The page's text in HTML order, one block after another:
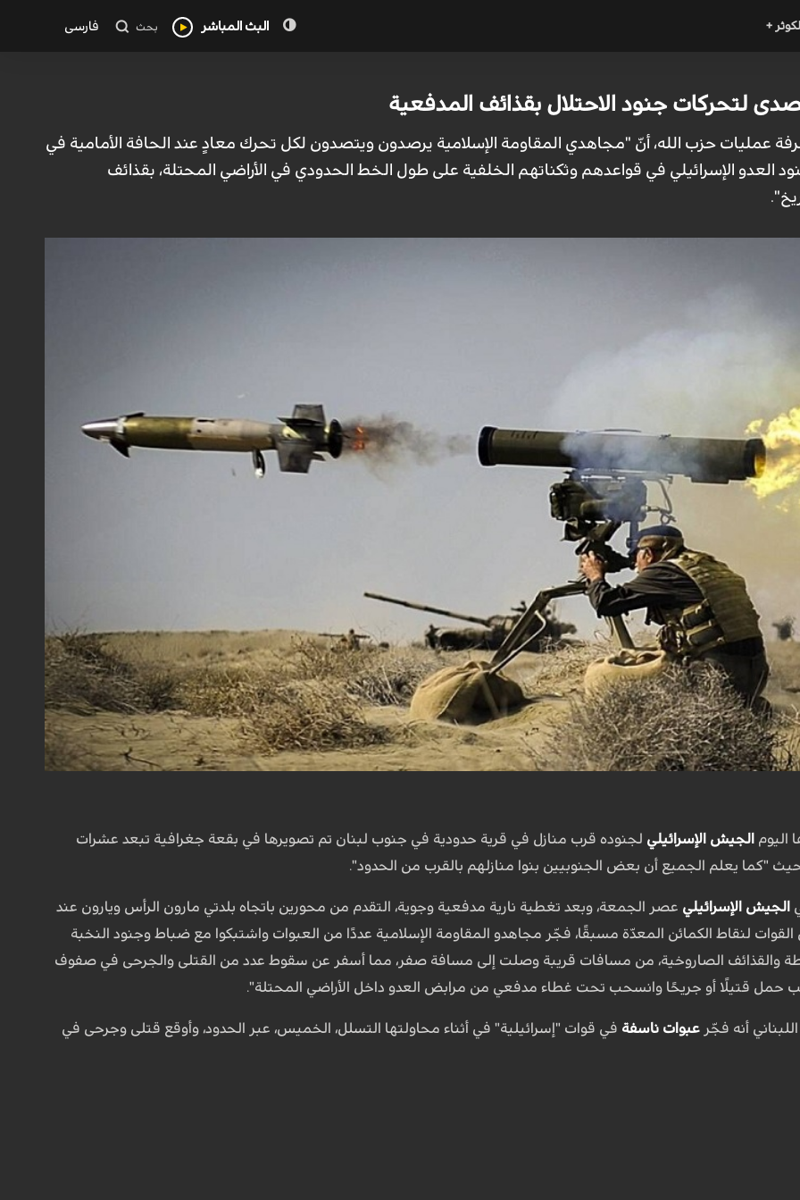
الكوثر + البث المباشر بحث فارسی
لتحركات جنود الاحتلال بقذائف المدفعية
عمليات حزب الله، أنّ "مجاهدي المقاومة الإسلامية يرصدون ويتصدون لكل تحرك معادٍ عند الحافة الأمامية في
العدو الإسرائيلي في قواعدهم وثكناتهم الخلفية على طول الخط الحدودي في الأراضي المحتلة، بقذائف
اليوم الجيش الإسرائيلي لجنوده قرب منازل في قرية حدودية في جنوب لبنان تم تصويرها في بقعة جغرافية تبعد عشرات
"كما يعلم الجميع أن بعض الجنوبيين بنوا منازلهم بالقرب من الحدود".
الجيش الإسرائيلي عصر الجمعة، وبعد تغطية نارية مدفعية وجوية، التقدم من محورين باتجاه بلدتي مارون الرأس ويارون عند
القوات لنقاط الكمائن المعدّة مسبقًا، فجّر مجاهدو المقاومة الإسلامية عددًا من العبوات واشتبكوا مع ضباط وجنود النخبة
والقذائف الصاروخية، من مسافات قريبة وصلت إلى مسافة صفر، مما أسفر عن سقوط عدد من القتلى والجرحى في صفوف
حمل قتيلًا أو جريحًا وانسحب تحت غطاء مدفعي من مرابض العدو داخل الأراضي المحتلة".
أنه فجّر عبوات ناسفة في قوات "إسرائيلية" في أثناء محاولتها التسلل، الخميس، عبر الحدود، وأوقع قتلى وجرحى في